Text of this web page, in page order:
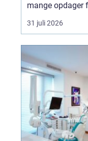
mange opdager
hvor vigtige de er,
smerter, hård hud
opstår.
fodterapi kan
lindre og behandle
mange af de
både unge,
ældre opl...
31 juli 2026